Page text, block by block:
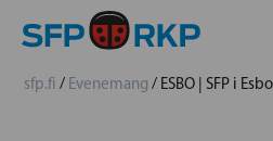
sfp.fi / Evenemang / ESBO | SFP i